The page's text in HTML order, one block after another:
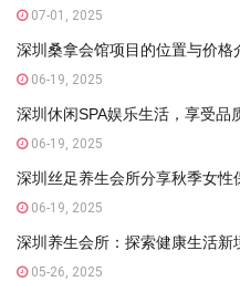
07-01, 2025
深圳桑拿会馆项目的位置与价格
06-19, 2025
深圳休闲SPA娱乐生活，享受品
06-19, 2025
深圳丝足养生会所分享秋季女
06-19, 2025
深圳养生会所：探索健康生活新
05-26, 2025